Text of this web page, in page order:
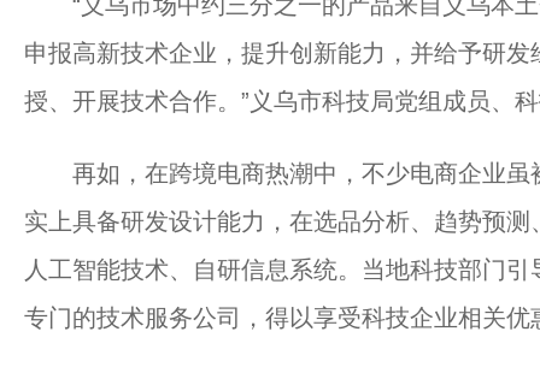
申报高新技术企业，提升创新能力，并给予研
授、开展技术合作。”义乌市科技局党组成员、
再如，在跨境电商热潮中，不少电商企业虽
实上具备研发设计能力，在选品分析、趋势预
人工智能技术、自研信息系统。当地科技部门
专门的技术服务公司，得以享受科技企业相关优